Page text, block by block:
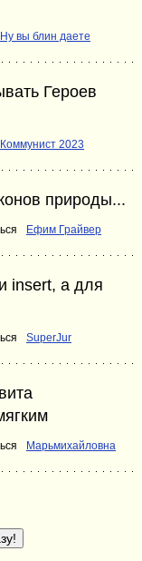
Ну вы блин даете
Героев
Коммунист 2023
природы...
Ефим Грайвер
insert, а для
SuperJur
Марьмихайловна